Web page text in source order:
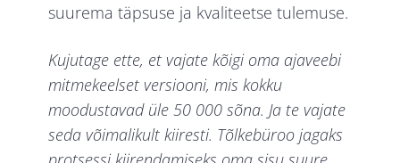
suurema täpsuse ja kvaliteetse tulemuse.
Kujutage ette, et vajate kõigi oma ajaveebi
mitmekeelset versiooni, mis kokku
moodustavad üle 50 000 sõna. Ja te vajate
seda võimalikult kiiresti. Tõlkebüroo jagaks